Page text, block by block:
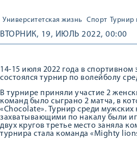
Университетская жизнь Спорт Турнир
ВТОРНИК, 19, ИЮЛЬ 2022, 00:00
14-15 июля 2022 года в
состоялся турнир по волейболу
В турнире приняли участие 2
команд было сыграно 2 матча, в
«Chocolate». Турнир среди
захватывающими по накалу были
двух кругов третье место заняла
турнира стала команда «Mighty